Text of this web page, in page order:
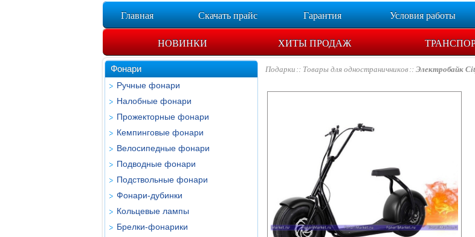
Главная Скачать прайс Гарантия Условия работы
НОВИНКИ ХИТЫ ПРОДАЖ
Фонари
Ручные фонари
Налобные фонари
Прожекторные фонари
Кемпинговые фонари
Велосипедные фонари
Подводные фонари
Подствольные фонари
Фонари-дубинки
Кольцевые лампы
Брелки-фонарики
Подарки Товары для одностраничников Электробайк